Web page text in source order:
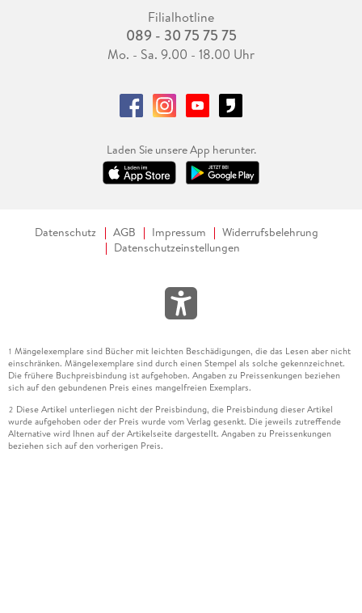
Filialhotline
089 - 30 75 75 75
Mo. - Sa. 9.00 - 18.00 Uhr
Laden Sie unsere App herunter.
Datenschutz AGB Impressum
Widerrufsbelehrung
Datenschutzeinstellungen
1 Mängelexemplare sind Bücher mit leichten Beschädigungen, die das Lesen aber nicht
einschränken. Mängelexemplare sind durch einen Stempel als solche gekennzeichnet.
Die frühere Buchpreisbindung ist aufgehoben. Angaben zu Preissenkungen beziehen
sich auf den gebundenen Preis eines mangelfreien Exemplars.
2 Diese Artikel unterliegen nicht der Preisbindung, die Preisbindung dieser Artikel
wurde aufgehoben oder der Preis wurde vom Verlag gesenkt. Die jeweils zutreffende
Alternative wird Ihnen auf der Artikelseite dargestellt. Angaben zu Preissenkungen
beziehen sich auf den vorherigen Preis.